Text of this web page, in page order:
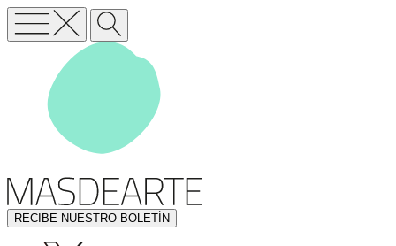
RECIBE NUESTRO BOLETÍN